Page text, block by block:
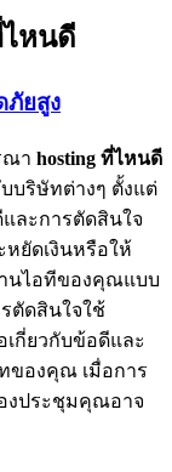
ไหนดี
ภัยสูง
ณา hosting ที่ไหนดี
บริษัทต่างๆ ตั้งแต่
ละการตัดสินใจ
ยัดเงินหรือให้
นไอทีของคุณแบบ
ตัดสินใจใช้
เกี่ยวกับข้อดีและ
ของคุณ เมื่อการ
งประชุมคุณอาจ